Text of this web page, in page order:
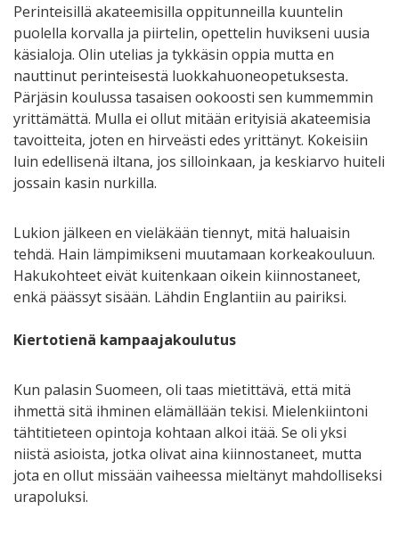
Perinteisillä akateemisilla oppitunneilla kuuntelin
puolella korvalla ja piirtelin, opettelin huvikseni uusia
käsialoja. Olin utelias ja tykkäsin oppia mutta en
nauttinut perinteisestä luokkahuoneopetuksesta.
Pärjäsin koulussa tasaisen ookoosti sen kummemmin
yrittämättä. Mulla ei ollut mitään erityisiä akateemisia
tavoitteita, joten en hirveästi edes yrittänyt. Kokeisiin
luin edellisenä iltana, jos silloinkaan, ja keskiarvo huiteli
jossain kasin nurkilla.
Lukion jälkeen en vieläkään tiennyt, mitä haluaisin
tehdä. Hain lämpimikseni muutamaan korkeakouluun.
Hakukohteet eivät kuitenkaan oikein kiinnostaneet,
enkä päässyt sisään. Lähdin Englantiin au pairiksi.
Kiertotienä kampaajakoulutus
Kun palasin Suomeen, oli taas mietittävä, että mitä
ihmettä sitä ihminen elämällään tekisi. Mielenkiintoni
tähtitieteen opintoja kohtaan alkoi itää. Se oli yksi
niistä asioista, jotka olivat aina kiinnostaneet, mutta
jota en ollut missään vaiheessa mieltänyt mahdolliseksi
urapoluksi.